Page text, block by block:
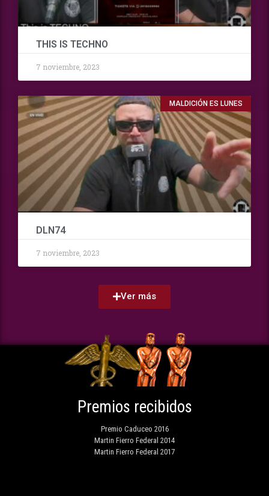
THIS IS TECHNO
7 noviembre, 2023
MALDICIÓN ES LUNES
DLN74
7 noviembre, 2023
Ver más
Premios recibidos
Premio Caduceo 2016
Martin Fierro Federal 2014
Martin Fierro Federal 2017